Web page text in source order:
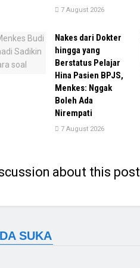
7 August 2026
Nakes dari Dokter
hingga yang
Berstatus Pelajar
Hina Pasien BPJS,
Menkes: Nggak
Boleh Ada
Nirempati
7 August 2026
about this post